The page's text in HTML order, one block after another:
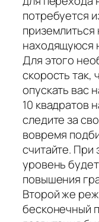
потребуется
находящуюся
Для этого
скорость так,
опускать вас
10 квадратов
следите за
вовремя
считайте.
уровень
повышения
Второй же
бесконечный